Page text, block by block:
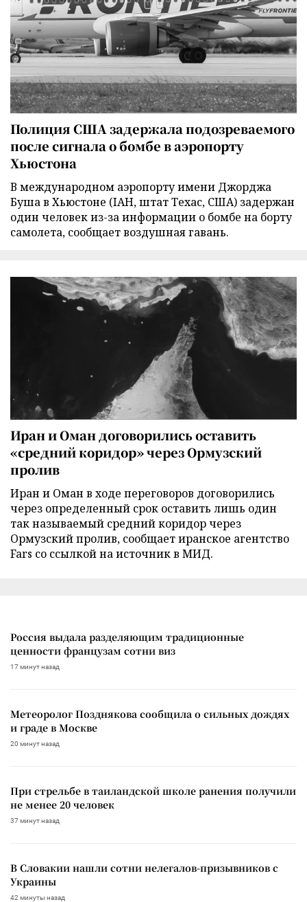
Полиция США задержала подозреваемого
после сигнала о бомбе в аэропорту
Хьюстона
В международном аэропорту имени Джорджа
Буша в Хьюстоне (IAH, штат Техас, США) задержан
один человек из-за информации о бомбе на борту
самолета, сообщает воздушная гавань.
Иран и Оман договорились оставить
«средний коридор» через Ормузский
пролив
Иран и Оман в ходе переговоров договорились
через определенный срок оставить лишь один
так называемый средний коридор через
Ормузский пролив, сообщает иранское агентство
Fars со ссылкой на источник в МИД.
Россия выдала разделяющим традиционные
ценности французам сотни виз
17 минут назад
Метеоролог Позднякова сообщила о сильных дождях
и граде в Москве
20 минут назад
При стрельбе в таиландской школе ранения получили
не менее 20 человек
37 минут назад
В Словакии нашли сотни нелегалов-призывников с
Украины
42 минуты назад